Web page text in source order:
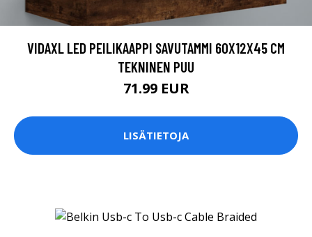
VIDAXL LED PEILIKAAPPI SAVUTAMMI 60X12X45 CM
TEKNINEN PUU
71.99 EUR
LISÄTIETOJA